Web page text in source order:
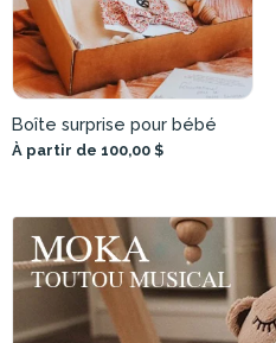
Boîte surprise pour bébé
À partir de 100,00 $